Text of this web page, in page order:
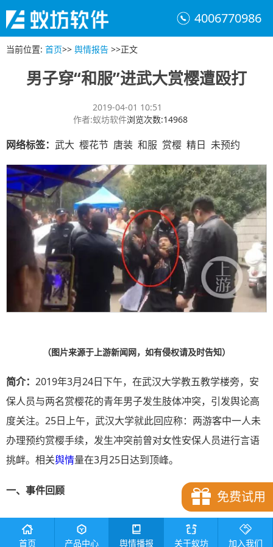
4006770986
当前位置: 首页>> 舆情报告 >>正文
男子穿“和服”进武大赏樱遭殴打
2019-04-01 10:51
作者:蚁坊软件浏览次数:14968
网络标签： 武大 樱花节 唐装 和服 赏樱 精日 未预约
（图片来源于上游新闻网，如有侵权请及时告知）
简介： 2019年3月24日下午，在武汉大学教五教学楼旁，安
保人员与两名赏樱花的青年男子发生肢体冲突，引发舆论高
度关注。25日上午，武汉大学就此回应称：两游客中一人未
办理预约赏樱手续，发生冲突前曾对女性安保人员进行言语
挑衅。相关舆情量在3月25日达到顶峰。
一、事件回顾 免费试用
首页 产品中心 舆情播报 关于蚁坊 加入我们